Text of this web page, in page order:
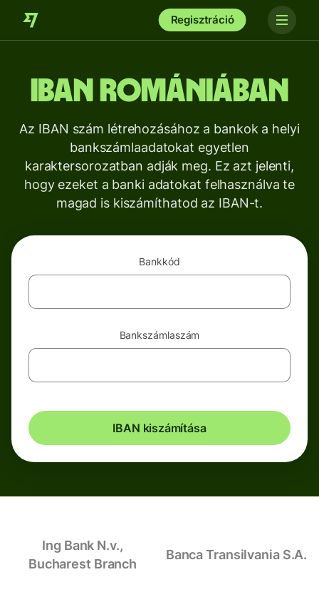
Regisztráció
IBAN Romániában
Az IBAN szám létrehozásához a bankok a helyi
bankszámlaadatokat egyetlen
karaktersorozatban adják meg. Ez azt jelenti,
hogy ezeket a banki adatokat felhasználva te
magad is kiszámíthatod az IBAN-t.
Bankkód
Bankszámlaszám
IBAN kiszámítása
Ing Bank N.v.,
Bucharest Branch
Banca Transilvania S.A.